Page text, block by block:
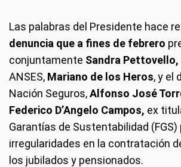
Las palabras del Presidente hace
denuncia que a fines de febrero
conjuntamente Sandra Pettovello,
ANSES, Mariano de los Heros, y el
Nación Seguros,Alfonso José
Federico D’Angelo Campos, ex
Garantías de Sustentabilidad (FGS)
irregularidades en la contratación
los jubilados y pensionados.